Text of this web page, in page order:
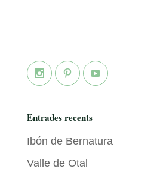
Entrades recents
Ibón de Bernatura
Valle de Otal